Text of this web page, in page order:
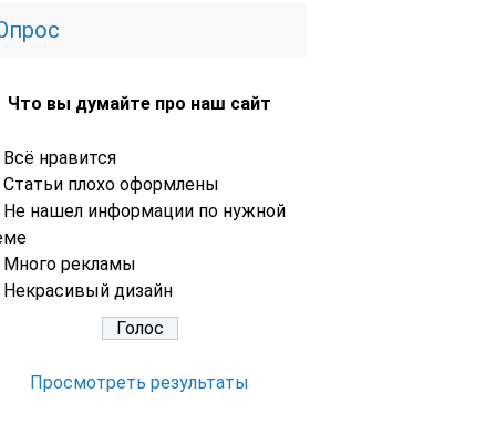
Что вы думайте про наш сайт
Всё нравится
Статьи плохо оформлены
Не нашел информации по нужной
Много рекламы
Некрасивый дизайн
Просмотреть результаты